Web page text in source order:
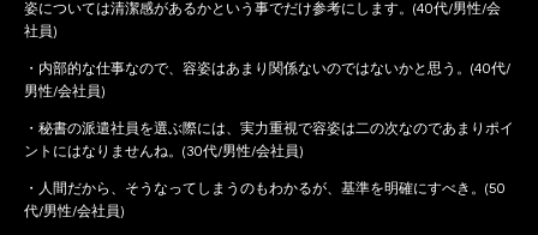
姿については清潔感があるかという事でだけ参考にします。(40代/男性/会
社員)
・内部的な仕事なので、容姿はあまり関係ないのではないかと思う。(40代/
男性/会社員)
・秘書の派遣社員を選ぶ際には、実力重視で容姿は二の次なのであまりポイ
ントにはなりませんね。(30代/男性/会社員)
・人間だから、そうなってしまうのもわかるが、基準を明確にすべき。(50
代/男性/会社員)